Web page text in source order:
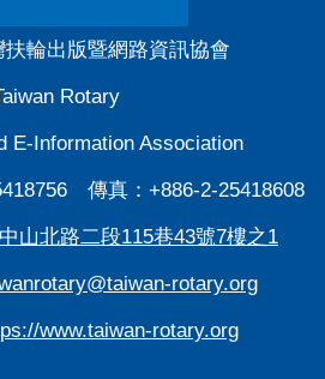
輪出版暨網路資訊協會
Rotary
E-Information Association
傳真：+886-2-25418608
山北路二段115巷43號7樓之1
rotary.org
www.taiwan-rotary.org